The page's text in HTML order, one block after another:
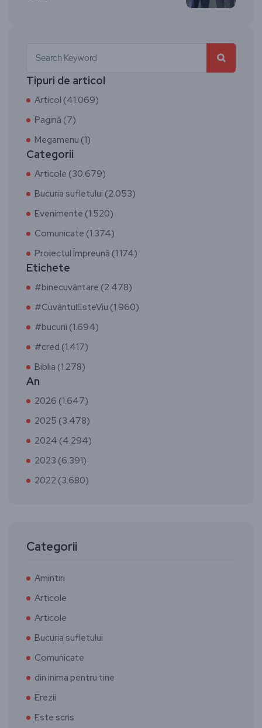
Tipuri de articol
Articol (41.069)
Pagină (7)
Megamenu (1)
Categorii
Articole (30.679)
Bucuria sufletului (2.053)
Evenimente (1.520)
Comunicate (1.374)
Proiectul Împreună (1.174)
Etichete
#binecuvântare (2.478)
#CuvântulEsteViu (1.960)
#bucurii (1.694)
#cred (1.417)
Biblia (1.278)
An
2026 (1.647)
2025 (3.478)
2024 (4.294)
2023 (6.391)
2022 (3.680)
Categorii
Amintiri
Articole
Articole
Bucuria sufletului
Comunicate
din inima pentru tine
Erezii
Este scris